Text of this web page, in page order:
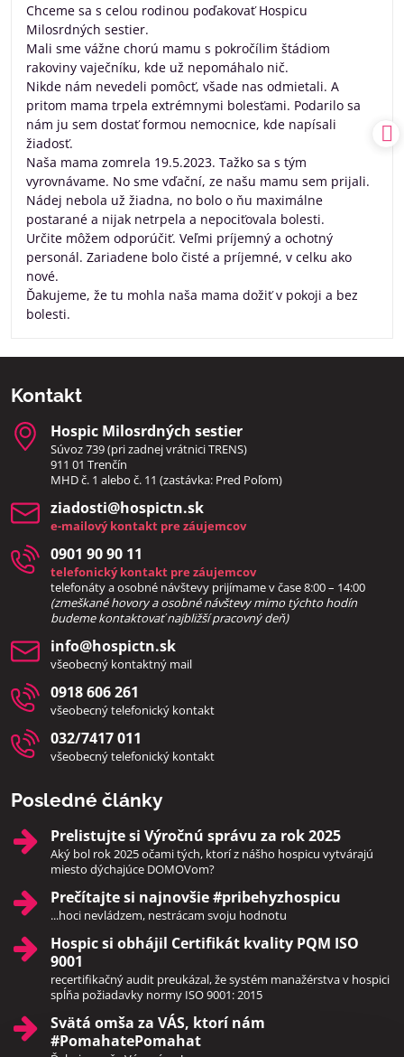
5
Chceme sa s celou rodinou poďakovať Hospicu
Milosrdných sestier.
Mali sme vážne chorú mamu s pokročílim štádiom
rakoviny vaječníku, kde už nepomáhalo nič.
Nikde nám nevedeli pomôcť, všade nas odmietali. A
pritom mama trpela extrémnymi bolesťami. Podarilo sa
nám ju sem dostať formou nemocnice, kde napísali
žiadosť.
Naša mama zomrela 19.5.2023. Tažko sa s tým
vyrovnávame. No sme vďační, ze našu mamu sem prijali.
Nádej nebola už žiadna, no bolo o ňu maximálne
postarané a nijak netrpela a nepociťovala bolesti.
Určite môžem odporúčiť. Veľmi príjemný a ochotný
personál. Zariadene bolo čisté a príjemné, v celku ako
nové.
Ďakujeme, že tu mohla naša mama dožiť v pokoji a bez
bolesti.
Kontakt
Hospic Milosrdných sestier
Súvoz 739 (pri zadnej vrátnici TRENS)
911 01 Trenčín
MHD č. 1 alebo č. 11 (zastávka: Pred Poľom)
ziadosti​@hospictn​.sk
e-mailový kontakt pre záujemcov
0901 90 90 11
telefonický kontakt pre záujemcov
telefonáty a osobné návštevy prijímame v čase 8:00 – 14:00
(zmeškané hovory a osobné návštevy mimo týchto hodín
budeme kontaktovať najbližší pracovný deň)
info​@hospictn​.sk
všeobecný kontaktný mail
0918 606 261
všeobecný telefonický kontakt
032/7417 011
všeobecný telefonický kontakt
Posledné články
Prelistujte si Výročnú správu za rok 2025
Aký bol rok 2025 očami tých, ktorí z nášho hospicu vytvárajú
miesto dýchajúce DOMOVom?
Prečítajte si najnovšie #pribehyzhospicu
...hoci nevládzem, nestrácam svoju hodnotu
Hospic si obhájil Certifikát kvality PQM ISO
9001
recertifikačný audit preukázal, že systém manažérstva v hospici
spĺňa požiadavky normy ISO 9001: 2015
Svätá omša za VÁS, ktorí nám
#PomahatePomahat